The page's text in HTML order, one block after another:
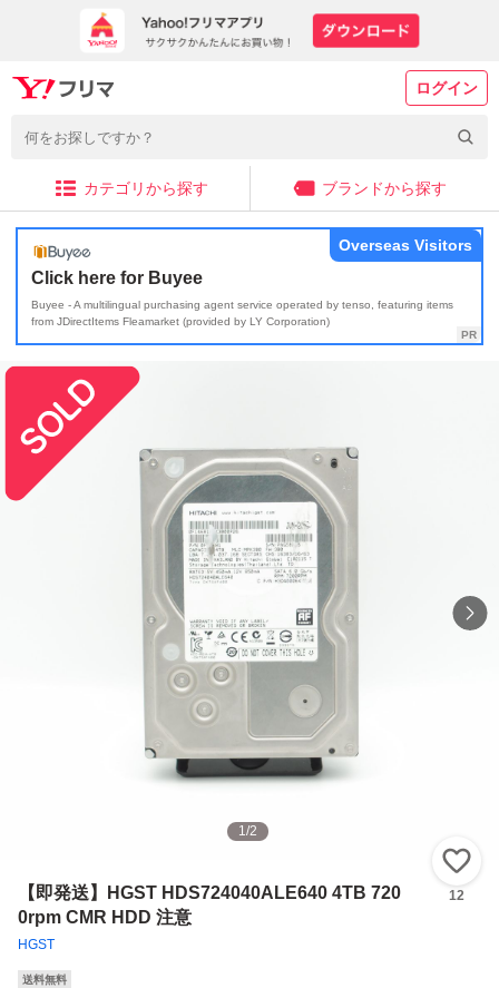
ログイン
カテゴリから探す ブランドから探す
Click here for Buyee
Buyee - A multilingual purchasing agent service operated by tenso, featuring items
from JDirectItems Fleamarket (provided by LY Corporation)
Overseas Visitors
1/2
【即発送】HGST HDS724040ALE640 4TB 720
0rpm CMR HDD 注意
HGST
12
送料無料